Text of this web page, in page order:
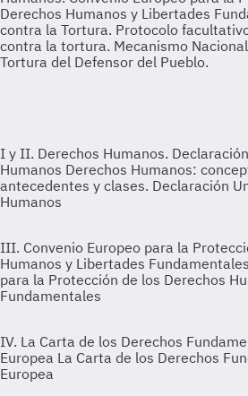
I y II. Derechos Humanos.
Humanos Derechos Humanos:
antecedentes y clases. Declaración
Humanos
III. Convenio Europeo para la
Humanos y Libertades Fundamentales
para la Protección de los Derechos
Fundamentales
IV. La Carta de los Derechos
Europea La Carta de los Derechos
Europea